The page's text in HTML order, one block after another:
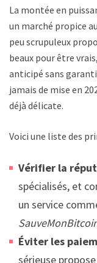
La montée en
un marché propice
peu scrupuleux
beaux pour être
anticipé sans
jamais de mise en
déjà délicate.
Voici une liste des
Vérifier la
spécialisés, et
un service
Éviter les
sérieuse